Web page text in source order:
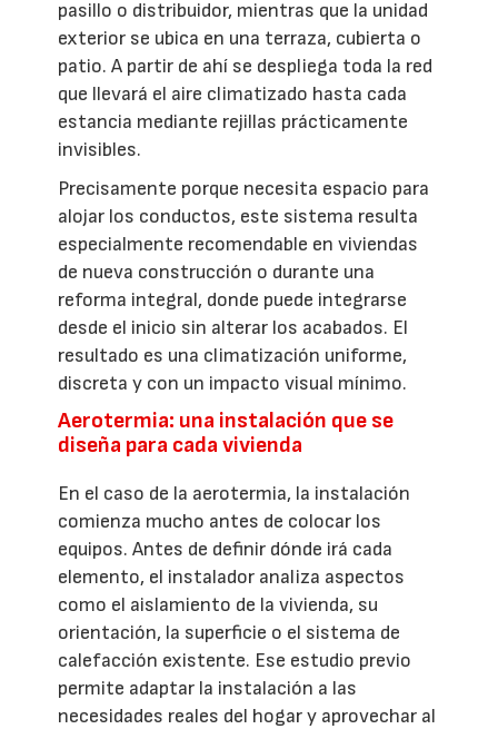
pasillo o distribuidor, mientras que la unidad
exterior se ubica en una terraza, cubierta o
patio. A partir de ahí se despliega toda la red
que llevará el aire climatizado hasta cada
estancia mediante rejillas prácticamente
invisibles.
Precisamente porque necesita espacio para
alojar los conductos, este sistema resulta
especialmente recomendable en viviendas
de nueva construcción o durante una
reforma integral, donde puede integrarse
desde el inicio sin alterar los acabados. El
resultado es una climatización uniforme,
discreta y con un impacto visual mínimo.
Aerotermia: una instalación que se
diseña para cada vivienda
En el caso de la aerotermia, la instalación
comienza mucho antes de colocar los
equipos. Antes de definir dónde irá cada
elemento, el instalador analiza aspectos
como el aislamiento de la vivienda, su
orientación, la superficie o el sistema de
calefacción existente. Ese estudio previo
permite adaptar la instalación a las
necesidades reales del hogar y aprovechar al